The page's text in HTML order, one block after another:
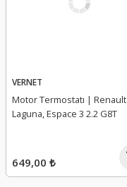
VERNET
Motor Termostatı | Renault
Laguna, Espace 3 2.2 G8T
649,00 ₺